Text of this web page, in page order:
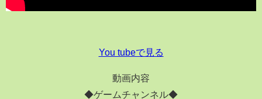
You tubeで見る
動画内容
◆ゲームチャンネル◆